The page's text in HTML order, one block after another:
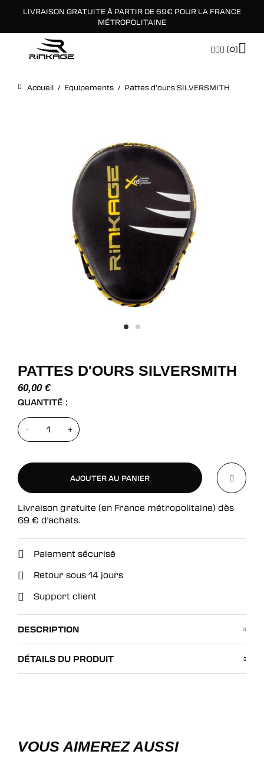
LIVRAISON GRATUITE À PARTIR DE 69€ POUR LA FRANCE
MÉTROPOLITAINE
[0]
Accueil / Equipements / Pattes d’ours SILVERSMITH
PATTES D'OURS SILVERSMITH
60,00 €
QUANTITÉ :
- +
AJOUTER AU PANIER
AJOUTER AU PANIER
Livraison gratuite (en France métropolitaine) dès
69 € d'achats.
Paiement sécurisé
Retour sous 14 jours
Support client
DESCRIPTION
DÉTAILS DU PRODUIT
VOUS AIMEREZ AUSSI